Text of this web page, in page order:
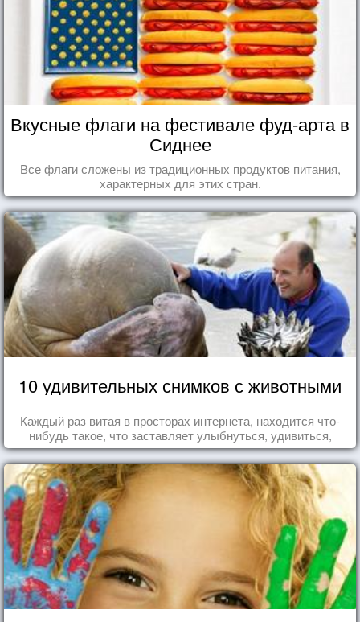
Вкусные флаги на фестивале фуд-арта в
Сиднее
Все флаги сложены из традиционных продуктов питания,
характерных для этих стран.
10 удивительных снимков с животными
Каждый раз витая в просторах интернета, находится что-
нибудь такое, что заставляет улыбнуться, удивиться,
восхититься...